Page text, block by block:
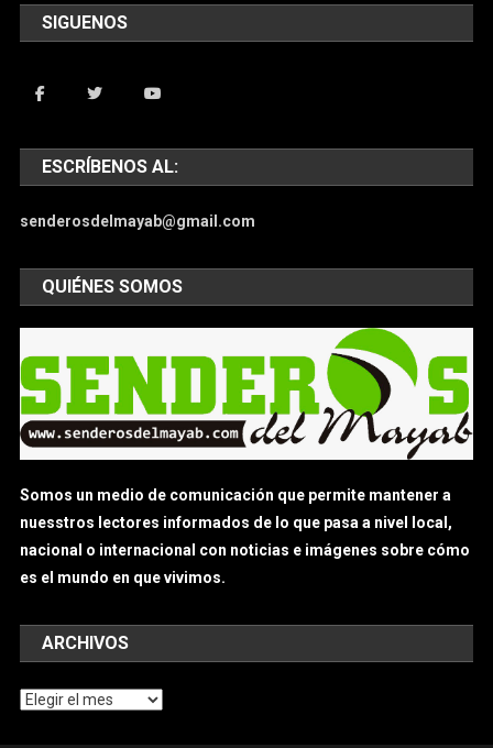
SIGUENOS
ESCRÍBENOS AL:
senderosdelmayab@gmail.com
QUIÉNES SOMOS
Somos un medio de comunicación que permite mantener a
nuesstros lectores informados de lo que pasa a nivel local,
nacional o internacional con noticias e imágenes sobre cómo
es el mundo en que vivimos.
ARCHIVOS
Archivos